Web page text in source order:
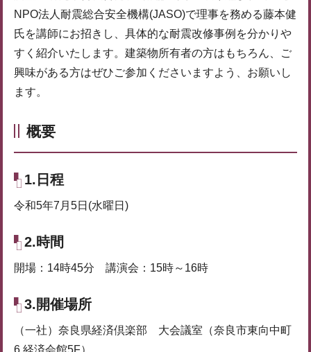
NPO法人耐震総合安全機構(JASO)で理事を務める藤本健
氏を講師にお招きし、具体的な耐震改修事例を分かりや
すく紹介いたします。建築物所有者の方はもちろん、ご
興味がある方はぜひご参加くださいますよう、お願いし
ます。
概要
1.日程
令和5年7月5日(水曜日)
2.時間
開場：14時45分 講演会：15時～16時
3.開催場所
（一社）奈良県経済倶楽部 大会議室（奈良市東向中町
6 経済会館5F）